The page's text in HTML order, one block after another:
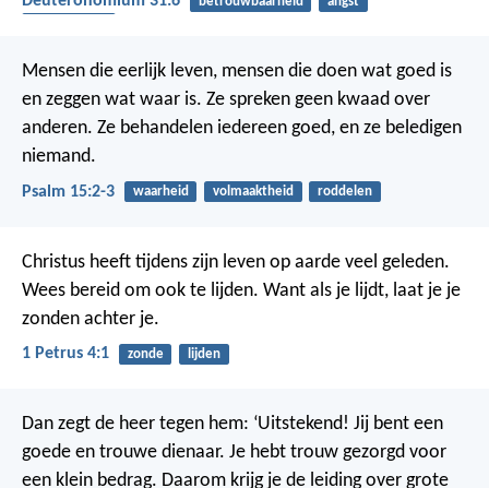
Mensen die eerlijk leven, mensen die doen wat goed is
en zeggen wat waar is. Ze spreken geen kwaad over
anderen. Ze behandelen iedereen goed, en ze beledigen
niemand.
Psalm 15:2-3 waarheid volmaaktheid roddelen
Christus heeft tijdens zijn leven op aarde veel geleden.
Wees bereid om ook te lijden. Want als je lijdt, laat je je
zonden achter je.
1 Petrus 4:1 zonde lijden
Dan zegt de heer tegen hem: ‘Uitstekend! Jij bent een
goede en trouwe dienaar. Je hebt trouw gezorgd voor
een klein bedrag. Daarom krijg je de leiding over grote